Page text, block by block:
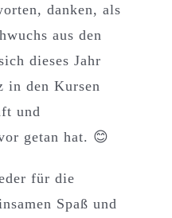
danken, als
aus den
dieses Jahr
in den Kursen
und
getan hat. 😊
für die
Spaß und